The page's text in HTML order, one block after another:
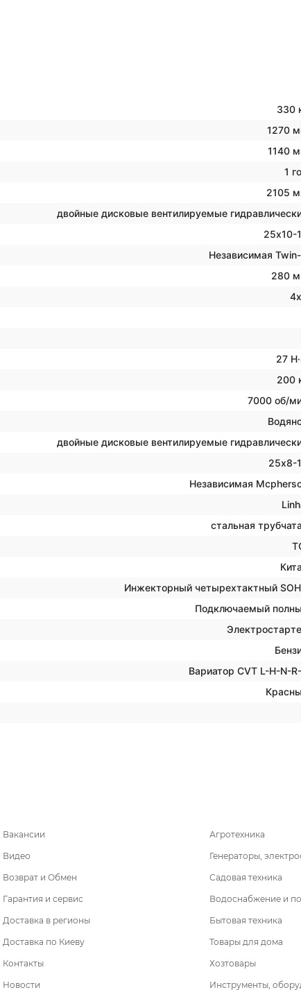
330
1270
1140
1
2105
двойные дисковые вентилируемые
25х10-
Независимая
280
27
200
7000 об/
двойные дисковые вентилируемые
25х8-
Независимая
стальная
Инжекторный четырехтактный
Подключаемый
Вариатор CVT L-H-N-
Вакансии
Видео
Возврат и Обмен
Гарантия и сервис
Доставка в регионы
Доставка по Киеву
Контакты
Новости
Агротехника
Генераторы,
Садовая техника
Водоснабжение и
Бытовая техника
Товары для дома
Хозтовары
Инструменты,